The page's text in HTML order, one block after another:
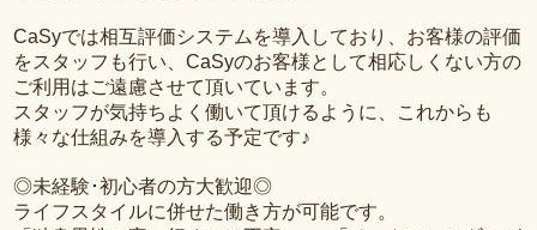
CaSyでは相互評価システムを導入しており、お客様の評価
をスタッフも行い、CaSyのお客様として相応しくない方の
ご利用はご遠慮させて頂いています。
スタッフが気持ちよく働いて頂けるように、これからも
様々な仕組みを導入する予定です♪
◎未経験･初心者の方大歓迎◎
ライフスタイルに併せた働き方が可能です。